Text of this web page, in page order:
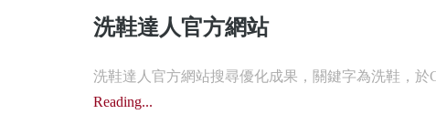
洗鞋達人官方網站
洗鞋達人官方網站搜尋優化成果，關鍵字為洗鞋，於
Reading...